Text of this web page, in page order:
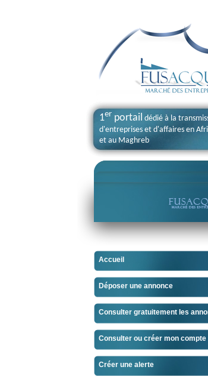
1er portail dédié à la
d'entreprises et d'affaires en
et au Maghreb
Accueil
Déposer une annonce
Consulter gratuitement les
Consulter ou créer mon compte
Créer une alerte